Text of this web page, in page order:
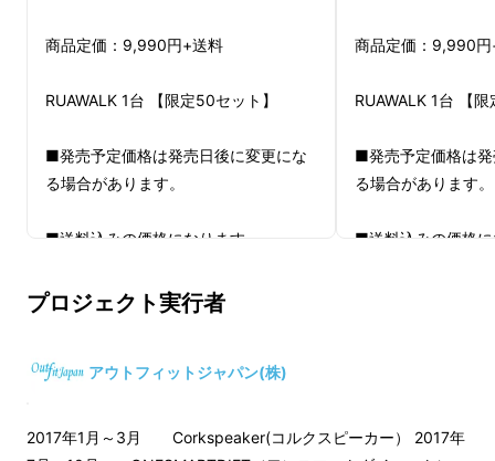
商品定価：9,990円+送料
RUAWALK 1台 【限定50セット】
■発売予定価格は発売日後に変更にな
る場合があります。
■送料込みの価格になります。
商品定価：9,990円
RUAWALK 1台 【
■発売予定価格は
る場合があります。
■送料込みの価格
プロジェクト実行者
アウトフィットジャパン(株)
2017年1月～3月 Corkspeaker(コルクスピーカー） 2017年